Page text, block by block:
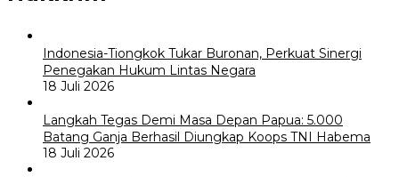
Indonesia-Tiongkok Tukar Buronan, Perkuat Sinergi
Penegakan Hukum Lintas Negara
18 Juli 2026
Langkah Tegas Demi Masa Depan Papua: 5.000
Batang Ganja Berhasil Diungkap Koops TNI Habema
18 Juli 2026